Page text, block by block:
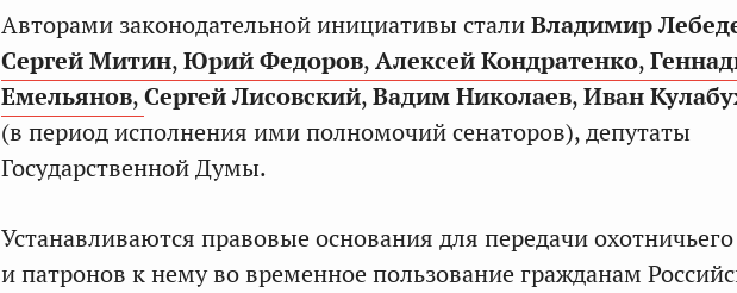
Авторами законодательной инициативы сталиВладимир
Сергей Митин,Юрий Федоров,Алексей Кондратенко,
Емельянов,Сергей Лисовский,ВадимНиколаев,Иван
(в период исполнения ими полномочий сенаторов), депутаты
Государственной Думы.
Устанавливаются правовые основания для передачи
и патронов к нему во временное пользование гражданам